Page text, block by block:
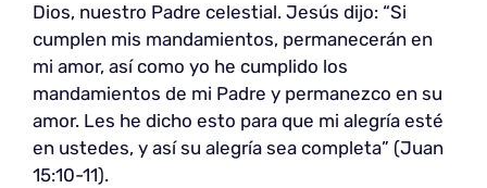
Dios, nuestro Padre celestial. Jesús dijo: “Si
cumplen mis mandamientos, permanecerán en
mi amor, así como yo he cumplido los
mandamientos de mi Padre y permanezco en su
amor. Les he dicho esto para que mi alegría esté
en ustedes, y así su alegría sea completa” (Juan
15:10-11).